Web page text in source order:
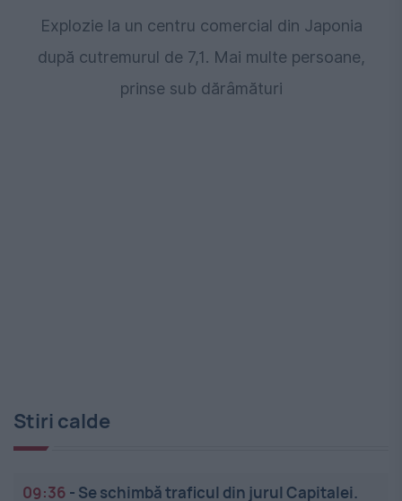
Explozie la un centru comercial din Japonia
după cutremurul de 7,1. Mai multe persoane,
prinse sub dărâmături
Stiri calde
09:36 - Se schimbă traficul din jurul Capitalei.